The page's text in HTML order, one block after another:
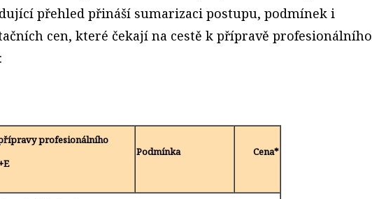
přehled přináší sumarizaci postupu, podmínek i
cen, které čekají na cestě k přípravě profesionálního
profesionálního
Podmínka Cena*